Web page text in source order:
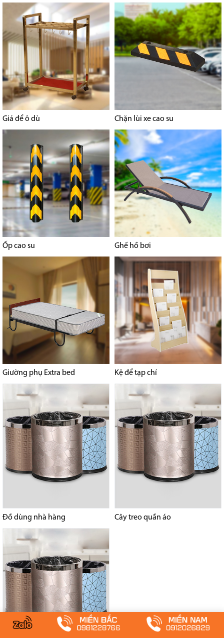
Giá để ô dù Chặn lùi xe cao su
Ốp cao su Ghế hồ bơi
Giường phụ Extra bed Kệ để tạp chí
Đồ dùng nhà hàng Cây treo quần áo